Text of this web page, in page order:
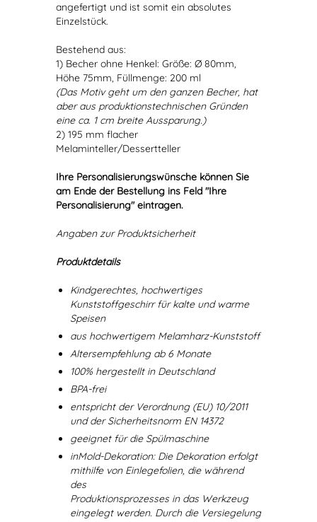
angefertigt und ist somit ein absolutes
Einzelstück.
Bestehend aus:
1) Becher ohne Henkel: Größe: Ø 80mm,
Höhe 75mm, Füllmenge: 200 ml
(Das Motiv geht um den ganzen Becher, hat
aber aus produktionstechnischen Gründen
eine ca. 1 cm breite Aussparung.)
2) 195 mm flacher
Melaminteller/Dessertteller
Ihre Personalisierungswünsche können Sie
am Ende der Bestellung ins Feld "Ihre
Personalisierung" eintragen.
Angaben zur Produktsicherheit
Produktdetails
Kindgerechtes, hochwertiges
Kunststoffgeschirr für kalte und warme
Speisen
aus hochwertigem Melamharz-Kunststoff
Altersempfehlung ab 6 Monate
100% hergestellt in Deutschland
BPA-frei
entspricht der Verordnung (EU) 10/2011
und der Sicherheitsnorm EN 14372
geeignet für die Spülmaschine
inMold-Dekoration: Die Dekoration erfolgt
mithilfe von Einlegefolien, die während
des
Produktionsprozesses in das Werkzeug
eingelegt werden. Durch die Versiegelung